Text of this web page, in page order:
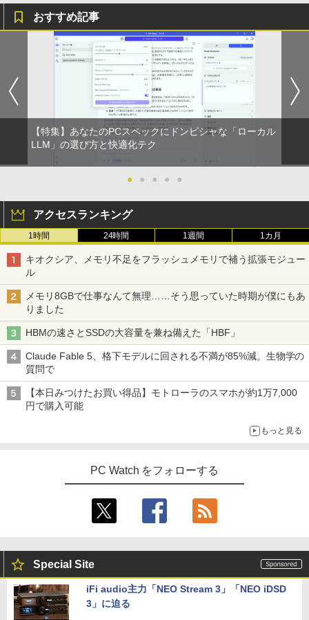
3
e Care ［23.8型 / フルHD(1920×1080) /
ワイド］ VA249HG
￥13,800
4
アイオーデータ｜I-O DATA 液晶ディスプ
レイ(23.8型/ADS/FullHD 1920×1080/10
0Hz/5ms/HDMI/DP/USB Type-C/VESA/5
42SDW
5
Philips｜フィリップス 液晶ディスプレ
イ(23.8型/IPS/WQHD 2560×1440/75Hz/1
ms)(ブラック) 24E1N5600E/11
￥29,800
ちいかわ なんか小さくてかわいいやつ 1
巻～7巻 コミックセット【 新品 】ナガノ
講談社 ハチワレ うさぎ かわいい 楽しい
切ない 描きおろしエピソード Twitter ツ
イッター X エックス コミック アニメ 漫
画 セット 全巻 ギフト 贈り物 プレゼント
クリスマス
ROCKIN'ON JAPAN (ロッキング・オ
ン・ジャパン) 2026年 10月号
￥1,080
￥14,990
【2026年アップグレード版】AOKIMI ワイヤ
レスイヤホン bluetooth イヤホン V12 小型
軽量 ブルートゥースHi-Fi 最大36時間再生 ぶ
るーとゅーす コードレス ENCノイズキャン
セリング 自動ペアリング Type-C充電 マイク
付き 防水 タッチ式音量調整 スポーツ/通勤/通
学/WEB会議 6.0(オフホワイト)
￥2,599
レスイヤホン Bluetooth 5.4 ノイズキャンセ
リング ANC 36時間再生
￥3,480
On My Road (Stadium ver.)
￥250
BUGS LIFE
￥250
by Amazon 炭酸水 ラベルレス 500ml ×24本
強炭酸水 ペットボトル 500ミリリットル (Sm
art Basic)
￥1,625
コカ・コーラ やかんの麦茶 from 爽健美茶 ラ
ベルレス 650mlPET×24本
￥594
HUNTER×HUNTER モノクロ版 39 (ジャンプ
コミックスDIGITAL)
￥572
スーパーの裏でヤニ吸うふたり 9巻 (デジタル
￥810
おすすめ記事
【特集】あなたのPCスペックにドンピシャな「ローカル
LLM」の選び方と快適化テク
● ● ● ● ●
アクセスランキング
1時間 24時間 1週間 1カ月
キオクシア、メモリ不足をフラッシュメモリで補う拡張モジュー
ル
メモリ8GBで仕事なんて無理……そう思っていた時期が僕にもあ
りました
HBMの速さとSSDの大容量を兼ね備えた「HBF」
Claude Fable 5、格下モデルに回される不満が85%減。生物学の
質問で
【本日みつけたお買い得品】モトローラのスマホが約1万7,000
円で購入可能
もっと見る
PC Watch をフォローする
Special Site
iFi audio主力「NEO Stream 3」「NEO iDSD
3」に迫る